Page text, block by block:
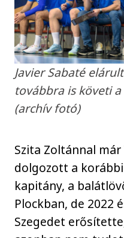
Javier Sabaté
továbbra is követi
(archív fotó)
Szita Zoltánnal
dolgozott a
kapitány, a
Plockban, de 2022
Szegedet